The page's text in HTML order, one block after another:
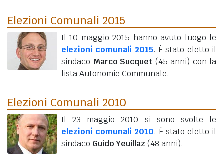
Elezioni Comunali 2015
Il 10 maggio 2015 hanno avuto luogo le
elezioni comunali 2015. È stato eletto il
sindaco Marco Sucquet (45 anni) con la
lista Autonomie Communale.
Elezioni Comunali 2010
Il 23 maggio 2010 si sono svolte le
elezioni comunali 2010. È stato eletto il
sindaco Guido Yeuillaz (48 anni).